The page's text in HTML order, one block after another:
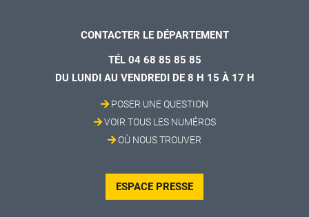
CONTACTER LE DÉPARTEMENT
TÉL 04 68 85 85 85
DU LUNDI AU VENDREDI DE 8 H 15 À 17 H
POSER UNE QUESTION
VOIR TOUS LES NUMÉROS
OÙ NOUS TROUVER
ESPACE PRESSE